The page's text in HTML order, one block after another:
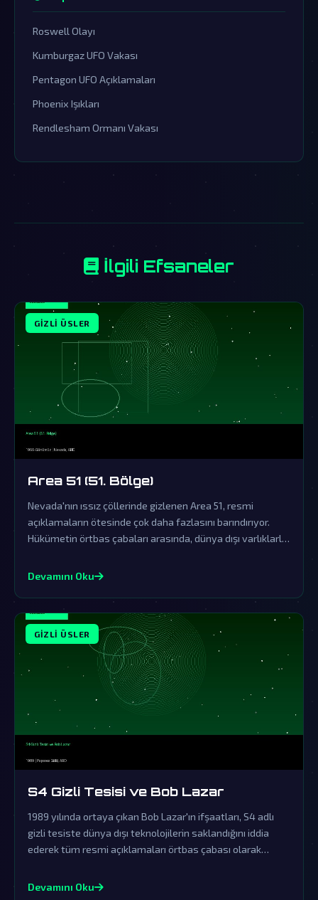
Roswell Olayı
Kumburgaz UFO Vakası
Pentagon UFO Açıklamaları
Phoenix Işıkları
Rendlesham Ormanı Vakası
İlgili Efsaneler
GIZLI ÜSLER
Area 51 (51. Bölge)
Nevada'nın ıssız çöllerinde gizlenen Area 51, resmi
açıklamaların ötesinde çok daha fazlasını barındırıyor.
Hükümetin örtbas çabaları arasında, dünya dışı varlıklarla
Devamını Oku
GIZLI ÜSLER
S4 Gizli Tesisi ve Bob Lazar
1989 yılında ortaya çıkan Bob Lazar'ın ifşaatları, S4 adlı
gizli tesiste dünya dışı teknolojilerin saklandığını iddia
ederek tüm resmi açıklamaları örtbas çabası olarak
en önemli dayanaklarından biri haline geldi.
Devamını Oku